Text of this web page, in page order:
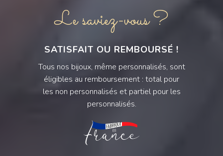
Le saviez-vous ?
SATISFAIT OU REMBOURSÉ !
Tous nos bijoux, même personnalisés, sont
éligibles au remboursement : total pour
les non personnalisés et partiel pour les
personnalisés.